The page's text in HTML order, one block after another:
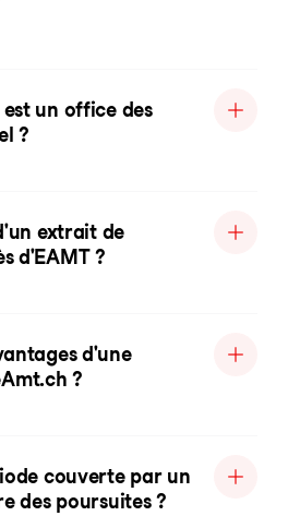
un office des
?
extrait de
d'EAMT ?
d'une
?
couverte par un
des poursuites ?